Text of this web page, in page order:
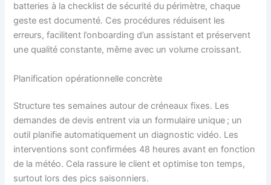
batteries à la checklist de sécurité du périmètre, chaque
geste est documenté. Ces procédures réduisent les
erreurs, facilitent l’onboarding d’un assistant et préservent
une qualité constante, même avec un volume croissant.
Planification opérationnelle concrète
Structure tes semaines autour de créneaux fixes. Les
demandes de devis entrent via un formulaire unique ; un
outil planifie automatiquement un diagnostic vidéo. Les
interventions sont confirmées 48 heures avant en fonction
de la météo. Cela rassure le client et optimise ton temps,
surtout lors des pics saisonniers.